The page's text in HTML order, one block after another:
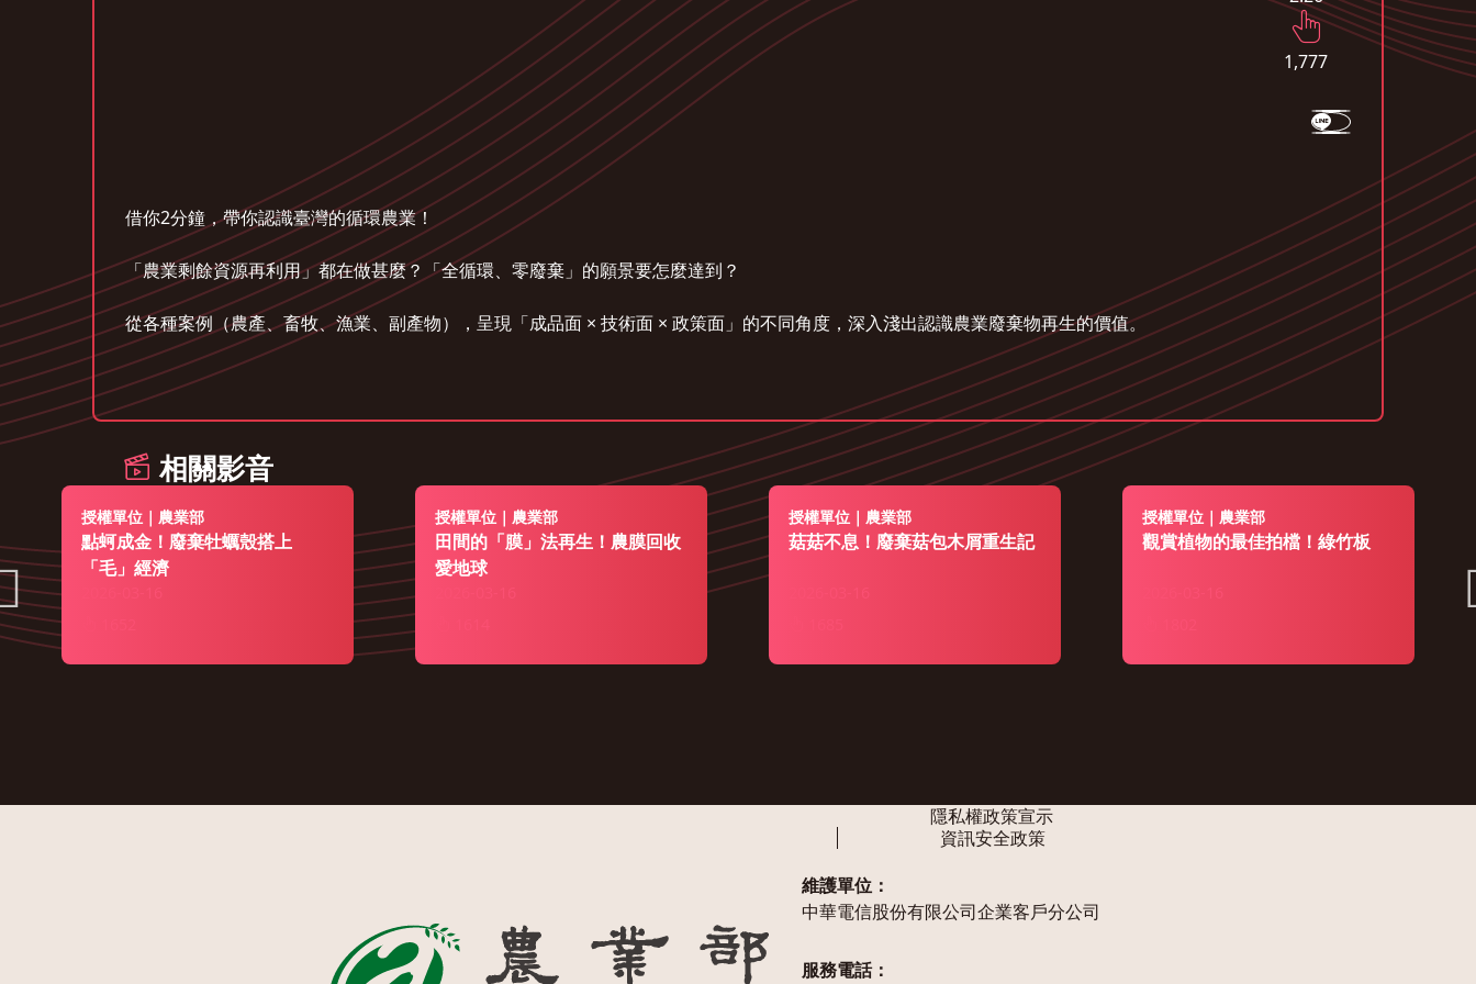
1,777
借你2分鐘，帶你認識臺灣的循環農業！
「農業剩餘資源再利用」都在做甚麼？「全循環、零廢棄」的願景要怎麼達到？
從各種案例（農產、畜牧、漁業、副產物），呈現「成品面 × 技術面 × 政策面」的不同角度，深入淺出認識農業廢棄物再生的價值。
相關影音
授權單位｜農業部
點蚵成金！廢棄牡蠣殼搭上
「毛」經濟
授權單位｜農業部
田間的「膜」法再生！農膜回收
愛地球
授權單位｜農業部
菇菇不息！廢棄菇包木屑重生記
授權單位｜農業部
觀賞植物的最佳拍檔！綠竹板
隱私權政策宣示
資訊安全政策
維護單位：
中華電信股份有限公司企業客戶分公司
服務電話：